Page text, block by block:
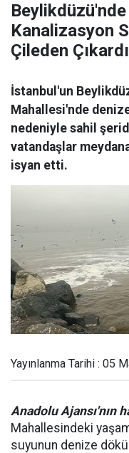
Kanalizasyon
Çileden Çıkardı
İstanbul'un
Mahallesi'nde
nedeniyle sahil
vatandaşlar
isyan etti.
Yayınlanma Tarihi : 05
Anadolu Ajansı'nın
Mahallesindeki
suyunun denize